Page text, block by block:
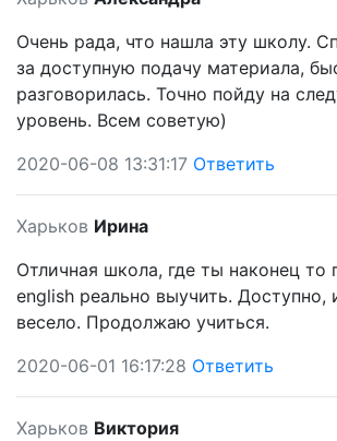
Очень рада, что нашла эту школу.
за доступную подачу материала,
разговорилась. Точно пойду на
уровень. Всем советую)
2020-06-08 13:31:17 Ответить
Харьков Ирина
Отличная школа, где ты наконец то
english реально выучить. Доступно,
весело. Продолжаю учиться.
2020-06-01 16:17:28 Ответить
Харьков Виктория